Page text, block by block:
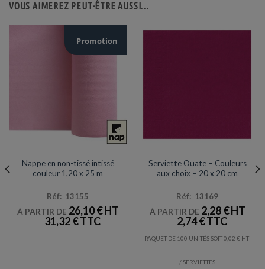
VOUS AIMEREZ PEUT-ÊTRE AUSSI…
Prix en baisse
Promotion
Nappe en non-tissé intissé
couleur 1,20 x 25 m
Réf: 13155
À PARTIR DE 26,10€
31,32€
Serviette Ouate – Couleurs
aux choix – 20 x 20 cm
Réf: 13169
À PARTIR DE 2,28€
2,74€
PAQUET DE 100 UNITÉS SOIT0,02 €
/ SERVIETTES